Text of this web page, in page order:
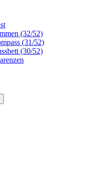
(32/52)
(31/52)
(30/52)